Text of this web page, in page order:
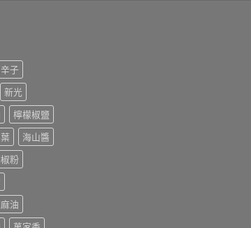
子
新光
檸檬椒鹽
海山醬
粉
油